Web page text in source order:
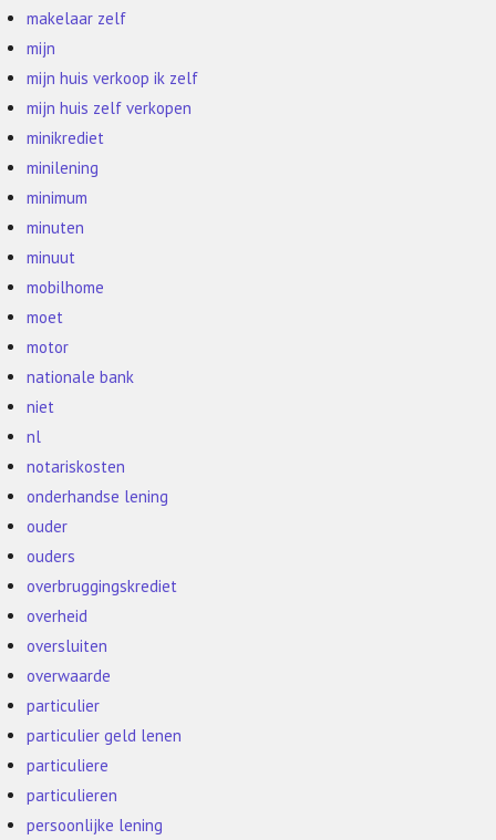
makelaar zelf
mijn
mijn huis verkoop ik zelf
mijn huis zelf verkopen
minikrediet
minilening
minimum
minuten
minuut
mobilhome
moet
motor
nationale bank
niet
nl
notariskosten
onderhandse lening
ouder
ouders
overbruggingskrediet
overheid
oversluiten
overwaarde
particulier
particulier geld lenen
particuliere
particulieren
persoonlijke lening